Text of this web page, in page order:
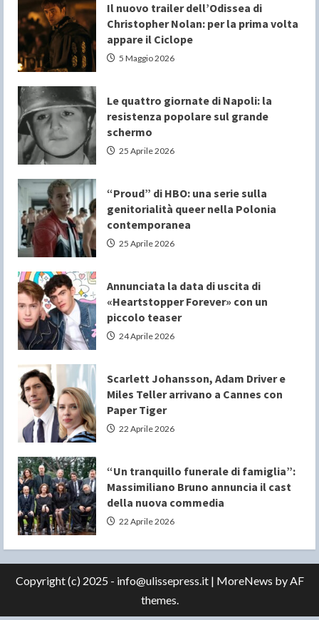
Il nuovo trailer dell’Odissea di
Christopher Nolan: per la prima volta
appare il Ciclope
5 Maggio 2026
Le quattro giornate di Napoli: la
resistenza popolare sul grande
schermo
25 Aprile 2026
“Proud” di HBO: una serie sulla
genitorialità queer nella Polonia
contemporanea
25 Aprile 2026
Annunciata la data di uscita di
«Heartstopper Forever» con un
piccolo teaser
24 Aprile 2026
Scarlett Johansson, Adam Driver e
Miles Teller arrivano a Cannes con
Paper Tiger
22 Aprile 2026
“Un tranquillo funerale di famiglia”:
Massimiliano Bruno annuncia il cast
della nuova commedia
22 Aprile 2026
Copyright (c) 2025 - info@ulissepress.it | MoreNews by AF
themes.